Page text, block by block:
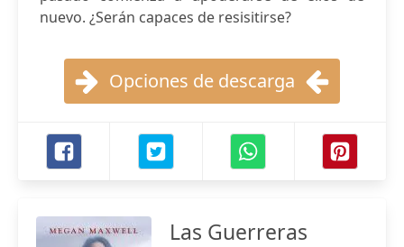
nuevo. ¿Serán capaces de resisitirse?
Opciones de descarga
Las Guerreras